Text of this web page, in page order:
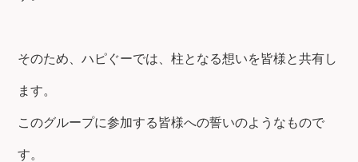
そのため、ハピぐーでは、柱となる想いを皆様と共有し
ます。
このグループに参加する皆様への誓いのようなもので
す。